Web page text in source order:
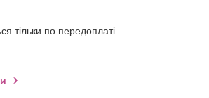
тільки по передоплаті.